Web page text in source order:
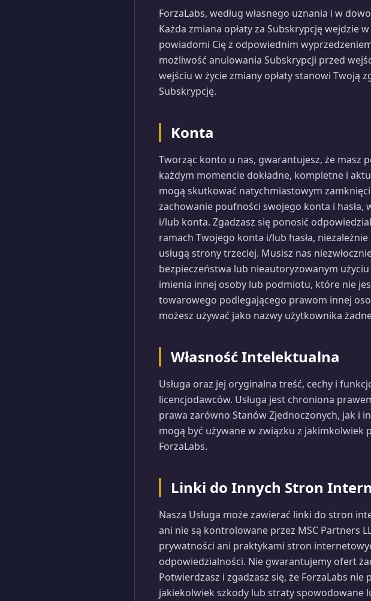
ForzaLabs, według własnego uznania i w
Każda zmiana opłaty za Subskrypcję wejdzie
powiadomi Cię z odpowiednim
możliwość anulowania Subskrypcji przed
wejściu w życie zmiany opłaty stanowi Twoją
Subskrypcję.
Konta
Tworząc konto u nas, gwarantujesz, że masz
każdym momencie dokładne, kompletne i
mogą skutkować natychmiastowym
zachowanie poufności swojego konta i
i/lub konta. Zgadzasz się ponosić
ramach Twojego konta i/lub hasła,
usługą strony trzeciej. Musisz nas
bezpieczeństwa lub nieautoryzowanym
imienia innej osoby lub podmiotu, które nie
towarowego podlegającego prawom innej
możesz używać jako nazwy użytkownika
Własność Intelektualna
Usługa oraz jej oryginalna treść, cechy i
licencjodawców. Usługa jest chroniona
prawa zarówno Stanów Zjednoczonych, jak i
mogą być używane w związku z
ForzaLabs.
Linki do Innych Stron
Nasza Usługa może zawierać linki do stron
ani nie są kontrolowane przez MSC Partners
prywatności ani praktykami stron
odpowiedzialności. Nie gwarantujemy ofert
Potwierdzasz i zgadzasz się, że ForzaLabs
jakiekolwiek szkody lub straty spowodowane